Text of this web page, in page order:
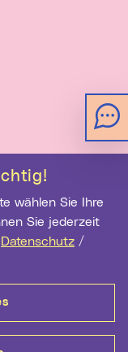
Sie jederzeit
Datenschutz /